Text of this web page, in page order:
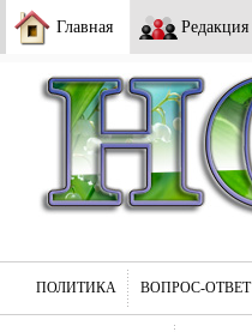
Главная Редакция
ПОЛИТИКА ВОПРОС-ОТВЕТ